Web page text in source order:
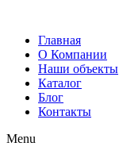
содержимому
Главная
О Компании
Наши объекты
Каталог
Блог
Контакты
Menu